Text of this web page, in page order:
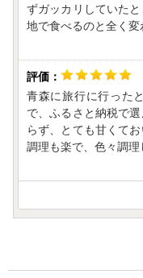
弘前市では郵送にてワ
申請期限は《ご寄附
っております。
（1）郵送でのワンス
《ご寄附翌年の1月10
に、下記宛先まで郵
〒916-8790 福井県
青森県弘前市ふるさ
（2）オンラインワン
ずガッカリしていた
地で食べるのと全く
青森に旅行に行った
で、ふるさと納税で
らず、とても甘くて
調理も楽で、色々調